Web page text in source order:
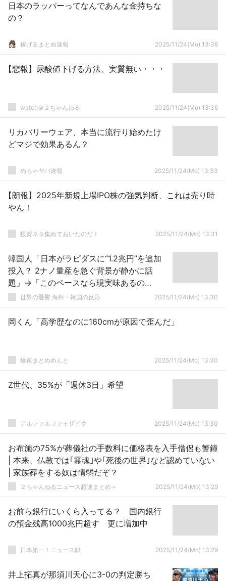
日本のラッパーってなんであんな金持ちな
の？
稼げるまとめ速報 2025/11/24(Mo) 13:38
【悲報】尿酸値下げる方法、実質無い・・・
watch＠２ちゃんねる 2025/11/24(Mo) 13:36
リカバリーウェア、本当に流行り始めたけ
どマジで効果あるん？
めちゃヤバ速報 2025/11/24(Mo) 13:33
【朗報】2025年新規上場IPO株の強気判断、これは売り時
やん！
投資ネタ集めておいたのだ！ 2025/11/24(Mo) 13:31
韓国人「日本がラピダスに“1.2兆円”を追加
投入？ 2ナノ量産を急ぐ背景が静かに話
題」→「このペースなら現実味あるの
か？」世界の憂鬱 海外・韓国の反応 2025/11/24(Mo) 13:30
岡くん「高学歴なのに160cmが原因で歪んだ」
爆速まとめめんと 2025/11/24(Mo) 13:30
Z世代、35%が「週休3日」希望
アルファルファモザイク 2025/11/24(Mo) 13:30
お布施の75%が葬儀社の手数料に価格表を入手僧侶も警鐘
| 家族葬をする奴は情弱だぞ？
２ちゃんねるニュース超速まとめ＋ 2025/11/24(Mo) 13:29
お前ら銀行にいくら入ってる？ 国内銀行
の預金残高1000兆円超す 更に増加中
日本第一！ニュース録 2025/11/24(Mo) 13:29
井上拓真が那須川天心に3-0の判定勝ち